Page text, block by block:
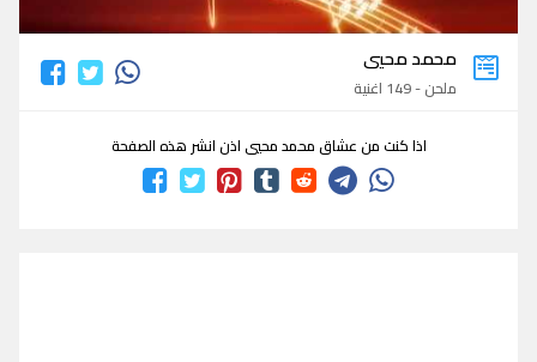
محمد محيي
ملحن - 149 اغنية
اذا كنت من عشاق محمد محيي اذن انشر هذه الصفحة